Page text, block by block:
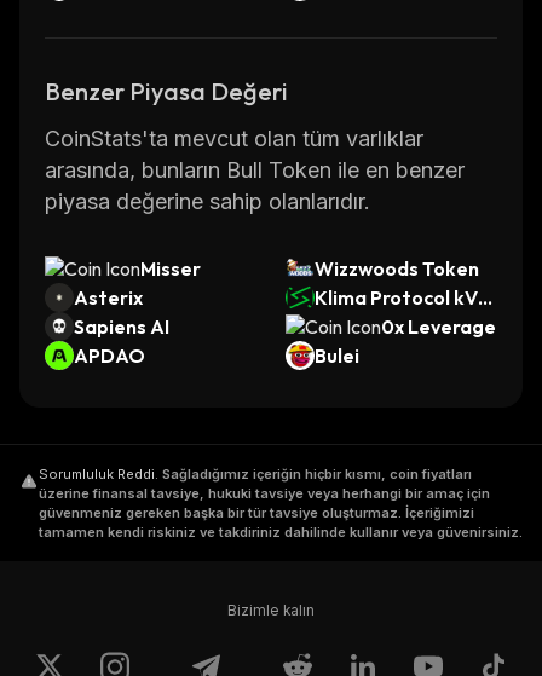
Benzer Piyasa Değeri
CoinStats'ta mevcut olan tüm varlıklar
arasında, bunların Bull Token ile en benzer
piyasa değerine sahip olanlarıdır.
Misser
Wizzwoods Token
Asterix
Klima Protocol kVC
M
Sapiens AI
0x Leverage
APDAO
Bulei
Sorumluluk Reddi. Sağladığımız içeriğin hiçbir kısmı, coin fiyatları
üzerine finansal tavsiye, hukuki tavsiye veya herhangi bir amaç için
güvenmeniz gereken başka bir tür tavsiye oluşturmaz. İçeriğimizi
tamamen kendi riskiniz ve takdiriniz dahilinde kullanır veya güvenirsiniz.
Bizimle kalın